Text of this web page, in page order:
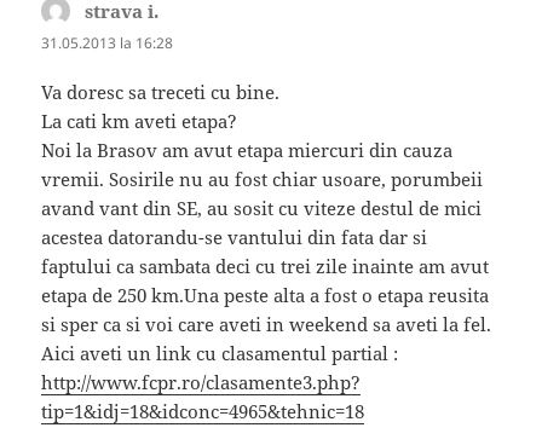
strava i.
31.05.2013 la 16:28
Va doresc sa treceti cu bine.
La cati km aveti etapa?
Noi la Brasov am avut etapa miercuri din cauza
vremii. Sosirile nu au fost chiar usoare, porumbeii
avand vant din SE, au sosit cu viteze destul de mici
acestea datorandu-se vantului din fata dar si
faptului ca sambata deci cu trei zile inainte am avut
etapa de 250 km.Una peste alta a fost o etapa reusita
si sper ca si voi care aveti in weekend sa aveti la fel.
Aici aveti un link cu clasamentul partial :
http://www.fcpr.ro/clasamente3.php?
tip=1&idj=18&idconc=4965&tehnic=18